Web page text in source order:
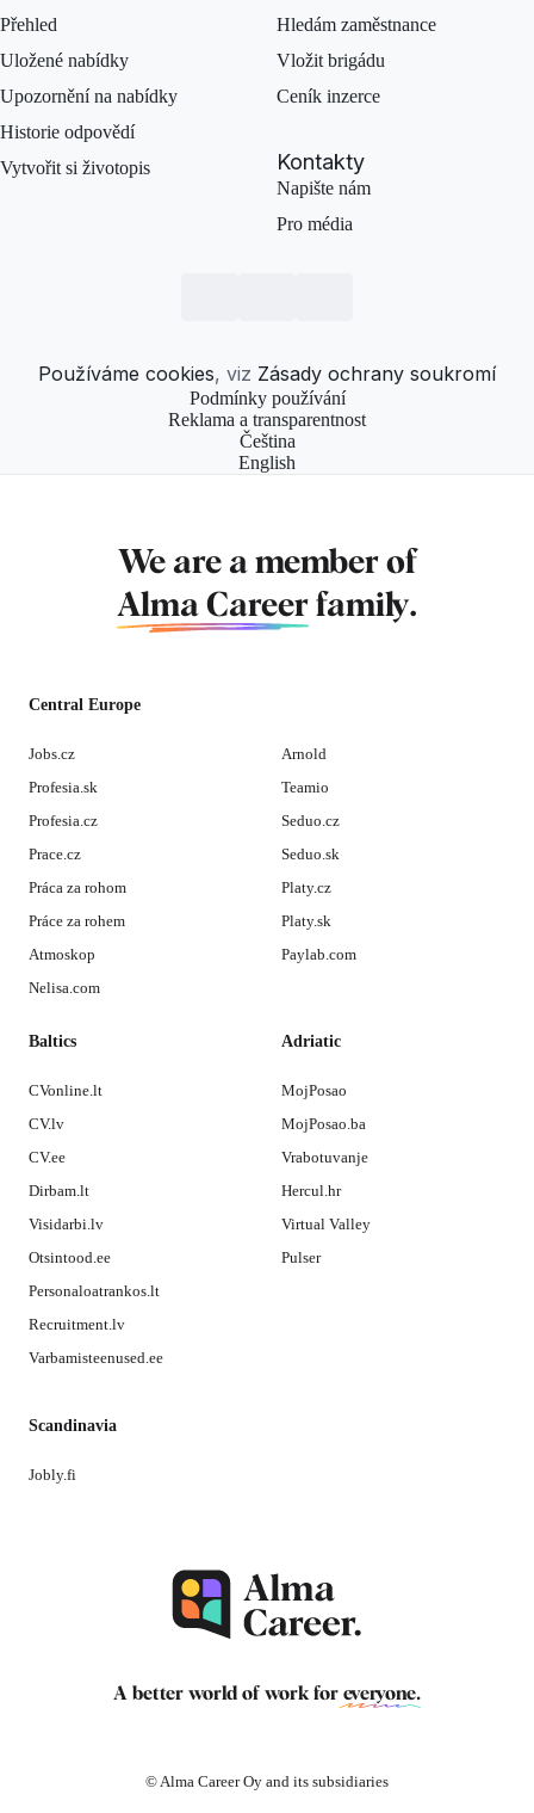
Přehled
Uložené nabídky
Upozornění na nabídky
Historie odpovědí
Vytvořit si životopis
Hledám zaměstnance
Vložit brigádu
Ceník inzerce
Kontakty
Napište nám
Pro média
Používáme cookies, viz Zásady ochrany soukromí
Podmínky používání
Reklama a transparentnost
Čeština
English
We are a member of
Alma Career family.
Central Europe
Jobs.cz
Profesia.sk
Profesia.cz
Prace.cz
Práca za rohom
Práce za rohem
Atmoskop
Nelisa.com
Arnold
Teamio
Seduo.cz
Seduo.sk
Platy.cz
Platy.sk
Paylab.com
Baltics
CVonline.lt
CV.lv
CV.ee
Dirbam.lt
Visidarbi.lv
Otsintood.ee
Personaloatrankos.lt
Recruitment.lv
Varbamisteenused.ee
Adriatic
MojPosao
MojPosao.ba
Vrabotuvanje
Hercul.hr
Virtual Valley
Pulser
Scandinavia
Jobly.fi
A better world of work for everyone.
© Alma Career Oy and its subsidiaries